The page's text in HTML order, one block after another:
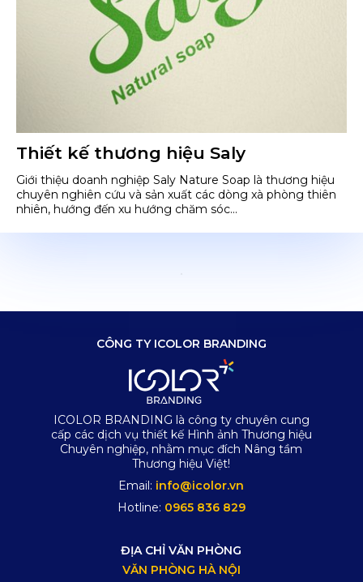
Thiết kế thương hiệu Saly
Giới thiệu doanh nghiệp Saly Nature Soap là thương hiệu
chuyên nghiên cứu và sản xuất các dòng xà phòng thiên
nhiên, hướng đến xu hướng chăm sóc...
CÔNG TY ICOLOR BRANDING
ICOLOR BRANDING là công ty chuyên cung
cấp các dịch vụ thiết kế Hình ảnh Thương hiệu
Chuyên nghiệp, nhằm mục đích Nâng tầm
Thương hiệu Việt!
Email: info@icolor.vn
Hotline: 0965 836 829
ĐỊA CHỈ VĂN PHÒNG
VĂN PHÒNG HÀ NỘI